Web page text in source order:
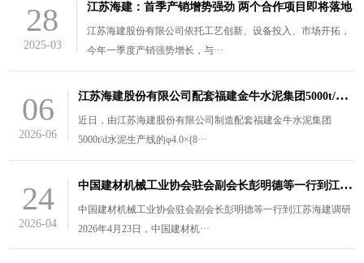
28
2025-03
江苏海建：首季产销增势强劲 两个合作项目即将落地
江苏海建股份有限公司依托工艺创新、设备投入、市场开拓，
今年一季度产销强势增长，与···
06
2026-06
江
苏海建股份有限公司配套福建金牛水泥集团5000t/d水泥生产线的￠4.0×（8.5+3）m风扫煤磨装车发货
近日，由江苏海建股份有限公司制造配套福建金牛水泥集团
5000t/d水泥生产线的φ4.0×(8···
24
2026-04
中
国建材机械工业协会驻会副会长彭明德等一行到江苏海建调研
中国建材机械工业协会驻会副会长彭明德等一行到江苏海建调研
2026年4月23日，中国建材机···